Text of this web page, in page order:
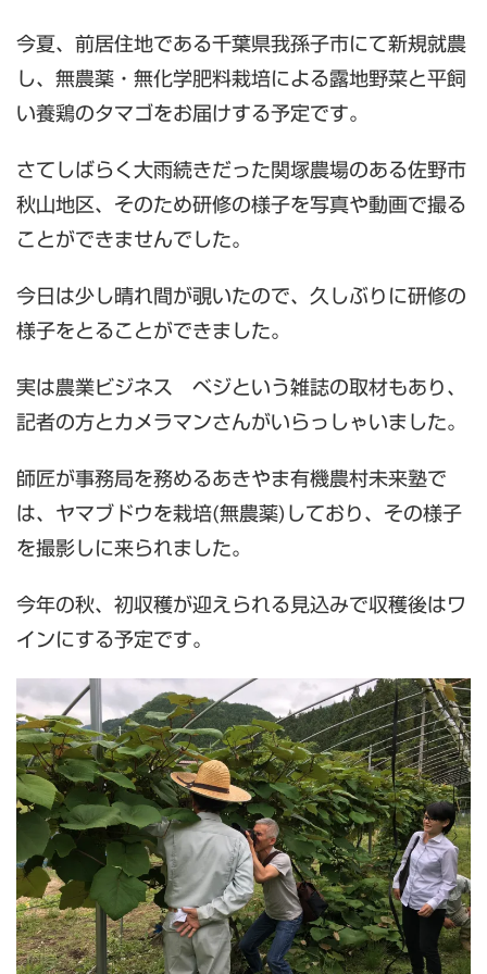
今夏、前居住地である千葉県我孫子市にて新規就農
し、無農薬・無化学肥料栽培による露地野菜と平飼
い養鶏のタマゴをお届けする予定です。
さてしばらく大雨続きだった関塚農場のある佐野市
秋山地区、そのため研修の様子を写真や動画で撮る
ことができませんでした。
今日は少し晴れ間が覗いたので、久しぶりに研修の
様子をとることができました。
実は農業ビジネス ベジという雑誌の取材もあり、
記者の方とカメラマンさんがいらっしゃいました。
師匠が事務局を務めるあきやま有機農村未来塾で
は、ヤマブドウを栽培(無農薬)しており、その様子
を撮影しに来られました。
今年の秋、初収穫が迎えられる見込みで収穫後はワ
インにする予定です。